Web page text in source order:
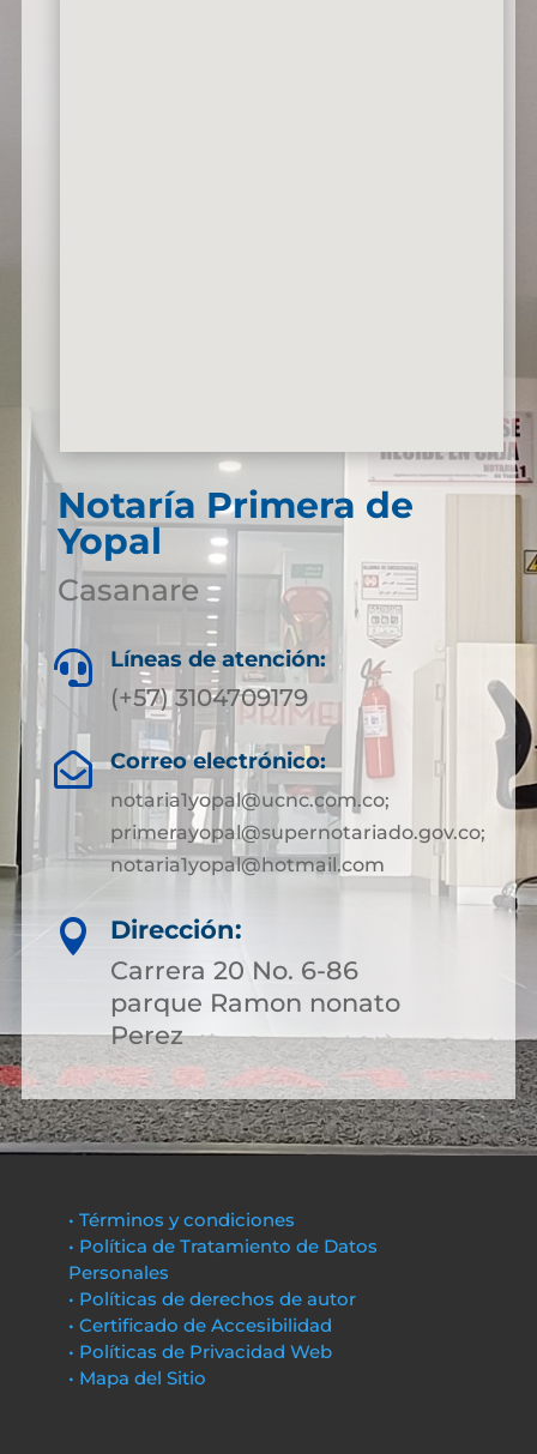
Notaría Primera de
Yopal
Casanare
 Líneas de atención:
(+57) 3104709179
 Correo electrónico:
notaria1yopal@ucnc.com.co;
primerayopal@supernotariado.gov.co;
notaria1yopal@hotmail.com

Dirección:
Carrera 20 No. 6-86
parque Ramon nonato
Perez
• Términos y condiciones
• Política de Tratamiento de Datos
Personales
• Políticas de derechos de autor
• Certificado de Accesibilidad
• Políticas de Privacidad Web
• Mapa del Sitio